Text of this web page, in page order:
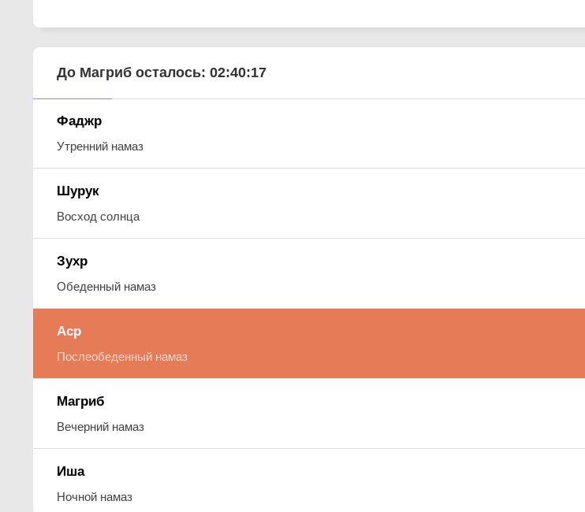
До Магриб осталось: 02:40:16
Фаджр
Утренний намаз
Шурук
Восход солнца
Зухр
Обеденный намаз
Аср
Послеобеденный намаз
Магриб
Вечерний намаз
Иша
Ночной намаз